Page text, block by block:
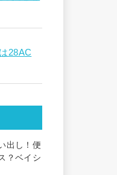
28AC
出し！便
？ベイシ